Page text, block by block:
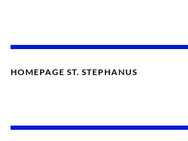
HOMEPAGE ST. STEPHANUS